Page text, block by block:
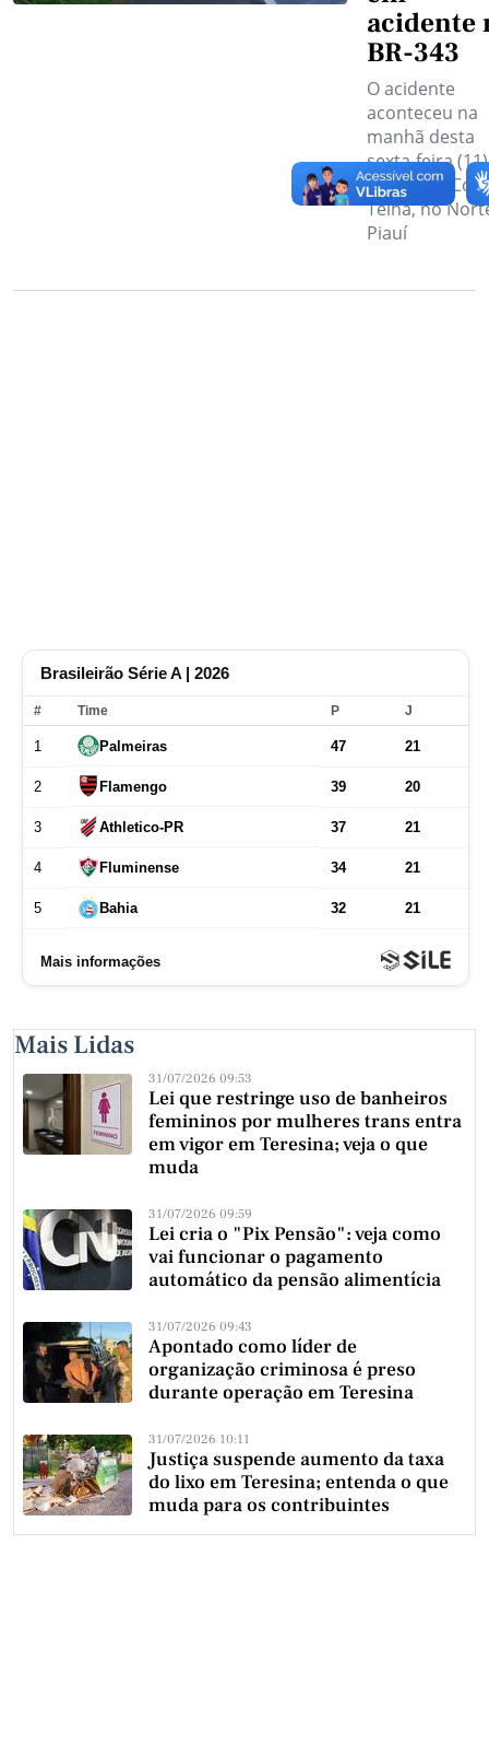
acidente
BR-343
O acidente
aconteceu na
manhã desta
sexta-feira
cidade de
Telha, no
Piauí
Mais Lidas
31/07/2026 09:53
Lei que restringe uso de banheiros
femininos por mulheres trans entra
em vigor em Teresina; veja o que
muda
31/07/2026 09:59
Lei cria o "Pix Pensão": veja como
vai funcionar o pagamento
automático da pensão alimentícia
31/07/2026 09:43
Apontado como líder de
organização criminosa é preso
durante operação em Teresina
31/07/2026 10:11
Justiça suspende aumento da taxa
do lixo em Teresina; entenda o que
muda para os contribuintes